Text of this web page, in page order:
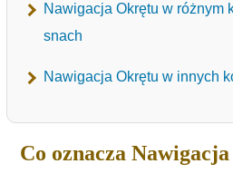
Nawigacja Okrętu w różnym
snach
Nawigacja Okrętu w innych
Co oznacza